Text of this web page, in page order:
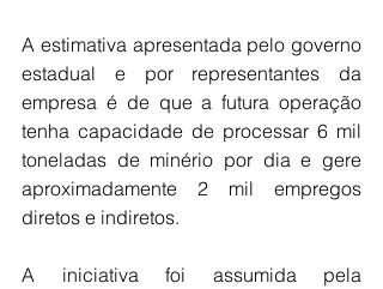
A estimativa apresentada pelo governo
estadual e por representantes da
empresa é de que a futura operação
tenha capacidade de processar 6 mil
toneladas de minério por dia e gere
aproximadamente 2 mil empregos
diretos e indiretos.
A iniciativa foi assumida pela